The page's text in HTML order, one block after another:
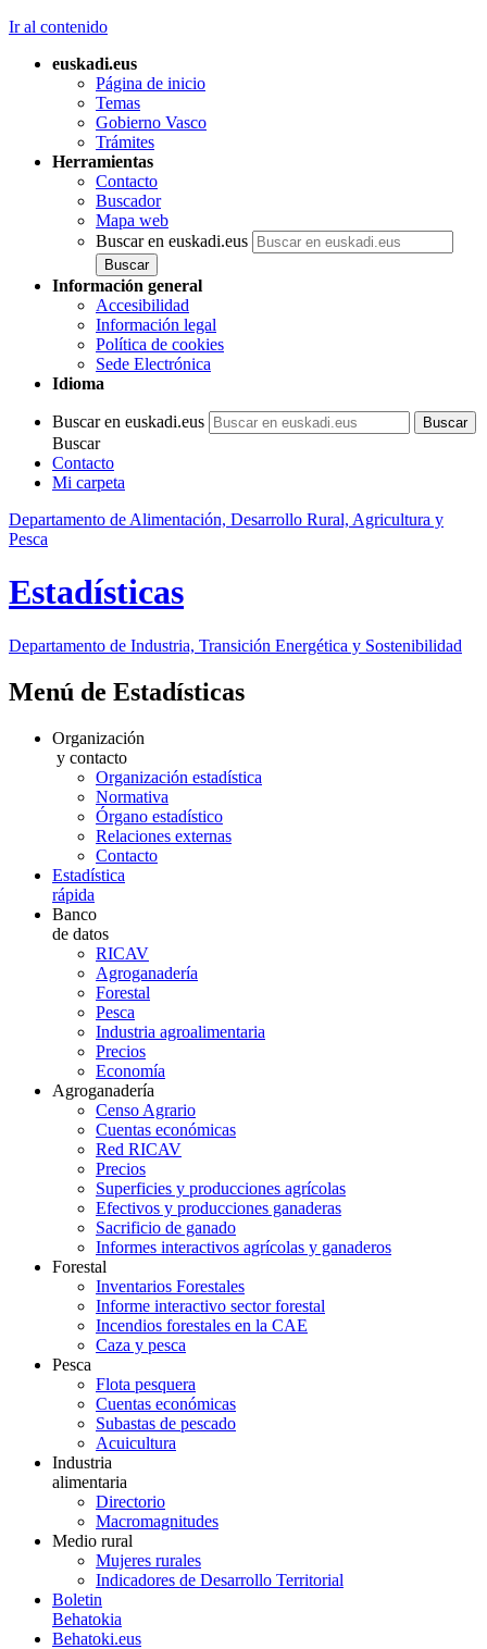
Ir al contenido
euskadi.eus
Página de inicio
Temas
Gobierno Vasco
Trámites
Herramientas
Contacto
Buscador
Mapa web
Buscar en euskadi.eus
Información general
Accesibilidad
Información legal
Política de cookies
Sede Electrónica
Idioma
Buscar en euskadi.eus
Buscar
Contacto
Mi carpeta
Departamento de Alimentación, Desarrollo Rural, Agricultura y
Pesca
Estadísticas
Departamento de Industria, Transición Energética y Sostenibilidad
Menú de Estadísticas
Organización
y contacto
Organización estadística
Normativa
Órgano estadístico
Relaciones externas
Contacto
Estadística
rápida
Banco
de datos
RICAV
Agroganadería
Forestal
Pesca
Industria agroalimentaria
Precios
Economía
Agroganadería
Censo Agrario
Cuentas económicas
Red RICAV
Precios
Superficies y producciones agrícolas
Efectivos y producciones ganaderas
Sacrificio de ganado
Informes interactivos agrícolas y ganaderos
Forestal
Inventarios Forestales
Informe interactivo sector forestal
Incendios forestales en la CAE
Caza y pesca
Pesca
Flota pesquera
Cuentas económicas
Subastas de pescado
Acuicultura
Industria
alimentaria
Directorio
Macromagnitudes
Medio rural
Mujeres rurales
Indicadores de Desarrollo Territorial
Boletin
Behatokia
Behatoki.eus